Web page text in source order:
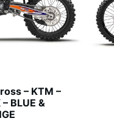
– KTM –
BLUE &